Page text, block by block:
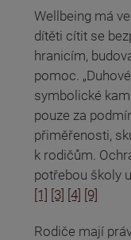
Wellbeing má
dítěti cítit se
hranicím,
pomoc.
symbolické
pouze za
přiměřenosti,
k rodičům.
potřebou školy
[1]
[3] [4] [9]
Rodiče mají